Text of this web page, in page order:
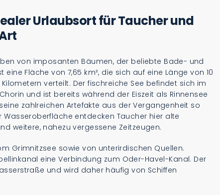
Urlaubsort für Taucher und
von imposanten Bäumen, der beliebte Bade- und
eine Fläche von 7,65 km², die sich auf eine Länge von 10
verteilt. Der fischreiche See befindet sich im
und ist bereits während der Eiszeit als Rinnensee
zahlreichen Artefakte aus der Vergangenheit so
entdecken Taucher hier alte
weitere, nahezu vergessene Zeitzeugen.
Grimnitzsee sowie von unterirdischen Quellen.
eine Verbindung zum Oder-Havel-Kanal. Der
und wird daher häufig von Schiffen